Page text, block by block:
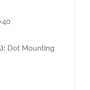
Dot Mounting